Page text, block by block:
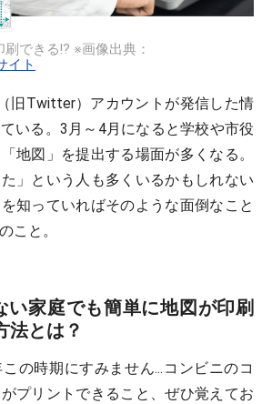
できる!? ※画像出典：
イト
旧Twitter）アカウントが発信した情
いる。3月～4月になると学校や市役
地図」を提出する場面が多くなる。
た」という人も多くいるかもしれない
知っていればそのような面倒なこと
こと。
い家庭でも簡単に地図が印刷
法とは？
の時期にすみません...コンビニのコ
プリントできること、ぜひ覚えてお